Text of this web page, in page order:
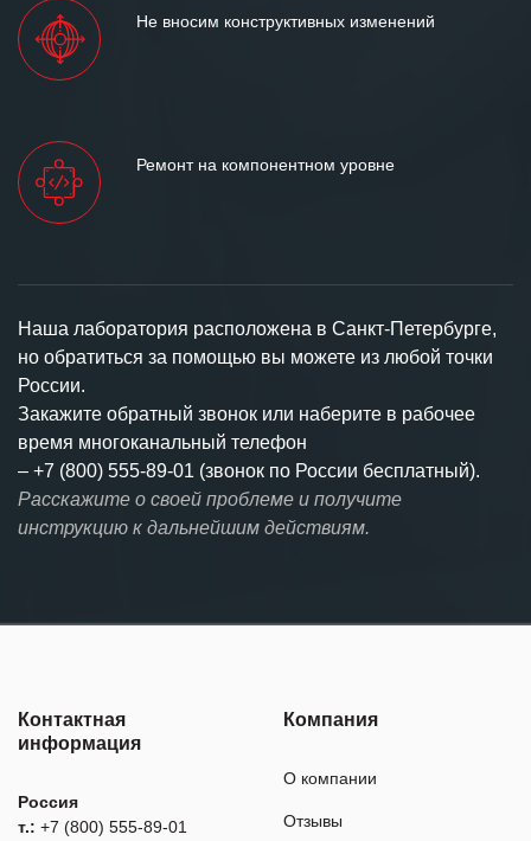
Не вносим конструктивных изменений
Ремонт на компонентном уровне
Наша лаборатория расположена в Санкт-Петербурге,
но обратиться за помощью вы можете из любой точки
России.
Закажите обратный звонок или наберите в рабочее
время многоканальный телефон
– +7 (800) 555-89-01 (звонок по России бесплатный).
Расскажите о своей проблеме и получите
инструкцию к дальнейшим действиям.
Контактная
информация
Россия
т.: +7 (800) 555-89-01
Компания
О компании
Отзывы